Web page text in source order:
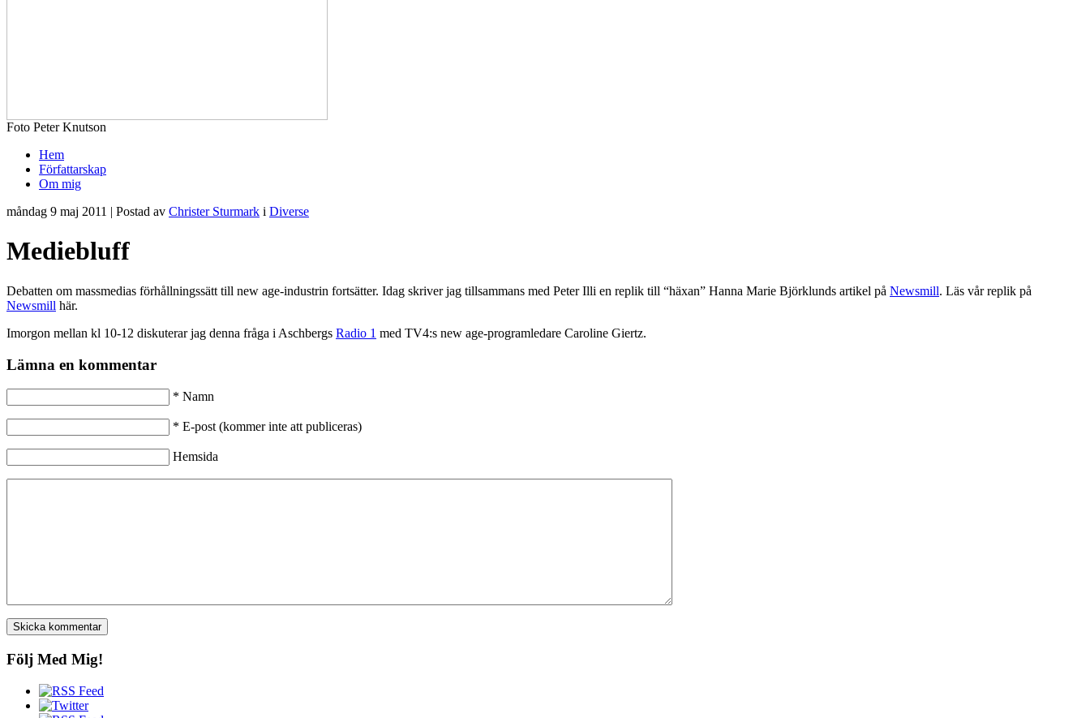
Foto Peter Knutson
Hem
Författarskap
Om mig
måndag 9 maj 2011 | Postad av Christer Sturmark i Diverse
Mediebluff
Debatten om massmedias förhållningssätt till new age-industrin fortsätter. Idag skriver jag tillsammans med Peter Illi en replik till “häxan” Hanna Marie Björklunds artikel på Newsmill. Läs vår replik på
Newsmill här.
Imorgon mellan kl 10-12 diskuterar jag denna fråga i Aschbergs Radio 1 med TV4:s new age-programledare Caroline Giertz.
Lämna en kommentar
* Namn
* E-post (kommer inte att publiceras)
Hemsida
Följ Med Mig!